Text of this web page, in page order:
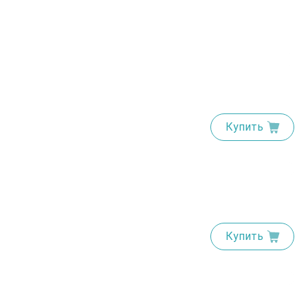
Купить
Купить